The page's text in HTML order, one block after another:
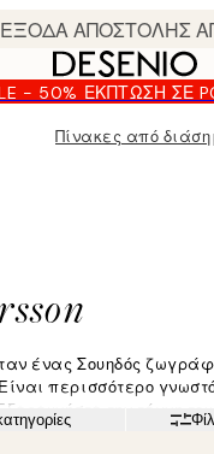
- 50% ΈΚΠΤΩΣΗ ΣΕ
Πίνακες από
ένας Σουηδός
περισσότερο
την τέχνη